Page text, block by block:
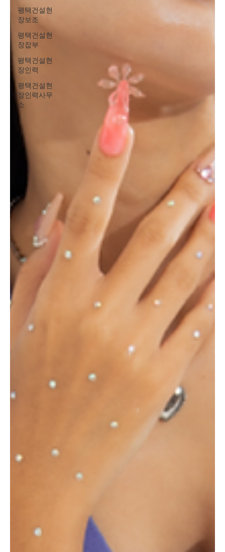
평택건설현
장보조
평택건설현
장잡부
평택건설현
장인력
평택건설현
장인력사무
소